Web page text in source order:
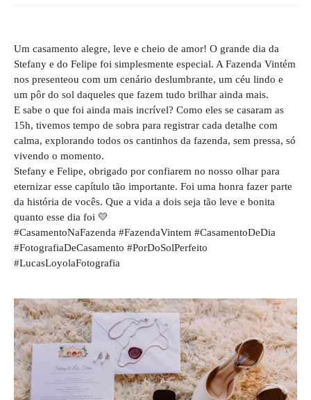
Um casamento alegre, leve e cheio de amor! O grande dia da
Stefany e do Felipe foi simplesmente especial. A Fazenda Vintém
nos presenteou com um cenário deslumbrante, um céu lindo e
um pôr do sol daqueles que fazem tudo brilhar ainda mais.
E sabe o que foi ainda mais incrível? Como eles se casaram as
15h, tivemos tempo de sobra para registrar cada detalhe com
calma, explorando todos os cantinhos da fazenda, sem pressa, só
vivendo o momento.
Stefany e Felipe, obrigado por confiarem no nosso olhar para
eternizar esse capítulo tão importante. Foi uma honra fazer parte
da história de vocês. Que a vida a dois seja tão leve e bonita
quanto esse dia foi 💛
#CasamentoNaFazenda #FazendaVintem #CasamentoDeDia
#FotografiaDeCasamento #PorDoSolPerfeito
#LucasLoyolaFotografia